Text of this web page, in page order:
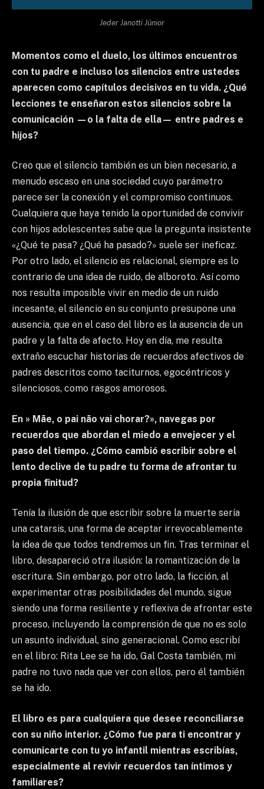
Jeder Janotti Júnior
Momentos como el duelo, los últimos encuentros
con tu padre e incluso los silencios entre ustedes
aparecen como capítulos decisivos en tu vida. ¿Qué
lecciones te enseñaron estos silencios sobre la
comunicación —o la falta de ella— entre padres e
hijos?
Creo que el silencio también es un bien necesario, a
menudo escaso en una sociedad cuyo parámetro
parece ser la conexión y el compromiso continuos.
Cualquiera que haya tenido la oportunidad de convivir
con hijos adolescentes sabe que la pregunta insistente
«¿Qué te pasa? ¿Qué ha pasado?» suele ser ineficaz.
Por otro lado, el silencio es relacional, siempre es lo
contrario de una idea de ruido, de alboroto. Así como
nos resulta imposible vivir en medio de un ruido
incesante, el silencio en su conjunto presupone una
ausencia, que en el caso del libro es la ausencia de un
padre y la falta de afecto. Hoy en día, me resulta
extraño escuchar historias de recuerdos afectivos de
padres descritos como taciturnos, egocéntricos y
silenciosos, como rasgos amorosos.
En » Mãe, o pai não vai chorar?», navegas por
recuerdos que abordan el miedo a envejecer y el
paso del tiempo. ¿Cómo cambió escribir sobre el
lento declive de tu padre tu forma de afrontar tu
propia finitud?
Tenía la ilusión de que escribir sobre la muerte sería
una catarsis, una forma de aceptar irrevocablemente
la idea de que todos tendremos un fin. Tras terminar el
libro, desapareció otra ilusión: la romantización de la
escritura. Sin embargo, por otro lado, la ficción, al
experimentar otras posibilidades del mundo, sigue
siendo una forma resiliente y reflexiva de afrontar este
proceso, incluyendo la comprensión de que no es solo
un asunto individual, sino generacional. Como escribí
en el libro: Rita Lee se ha ido, Gal Costa también, mi
padre no tuvo nada que ver con ellos, pero él también
se ha ido.
El libro es para cualquiera que desee reconciliarse
con su niño interior. ¿Cómo fue para ti encontrar y
comunicarte con tu yo infantil mientras escribías,
especialmente al revivir recuerdos tan íntimos y
familiares?